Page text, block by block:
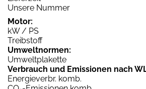
Unsere Nummer
Motor:
kW / PS
Treibstoff
Umweltnormen:
Umweltplakette
Verbrauch und Emissionen nach
Energieverbr. komb.